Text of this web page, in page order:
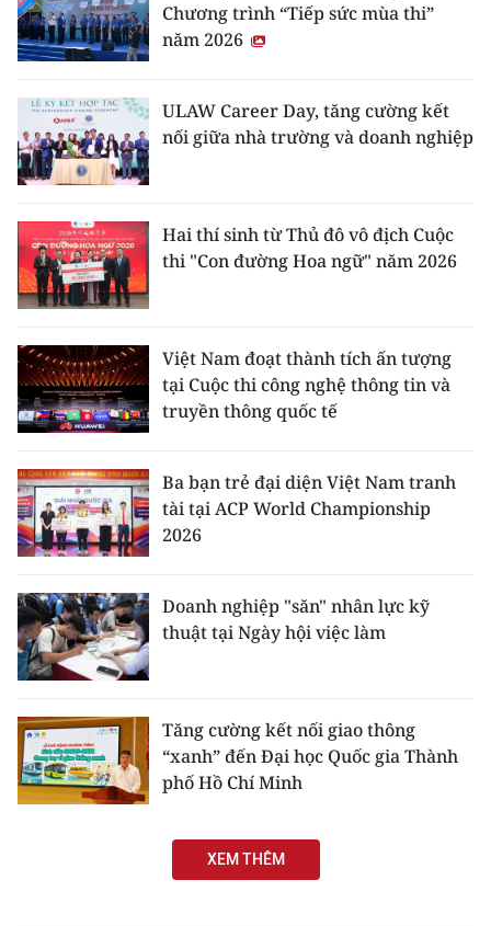
FRANÇAIS
ESPAÑOL
Chương trình “Tiếp sức mùa thi”
năm 2026
ULAW Career Day, tăng cường kết
nối giữa nhà trường và doanh nghiệp
Hai thí sinh từ Thủ đô vô địch Cuộc
thi "Con đường Hoa ngữ" năm 2026
Việt Nam đoạt thành tích ấn tượng
tại Cuộc thi công nghệ thông tin và
truyền thông quốc tế
Ba bạn trẻ đại diện Việt Nam tranh
tài tại ACP World Championship
2026
Doanh nghiệp "săn" nhân lực kỹ
thuật tại Ngày hội việc làm
Tăng cường kết nối giao thông
“xanh” đến Đại học Quốc gia Thành
phố Hồ Chí Minh
XEM THÊM